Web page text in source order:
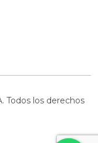
Todos los derechos